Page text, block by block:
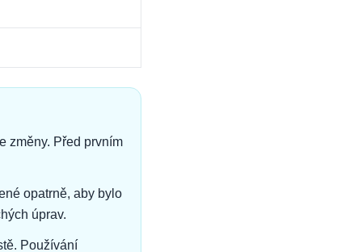
změny. Před prvním
opatrně, aby bylo
úprav.
Používání